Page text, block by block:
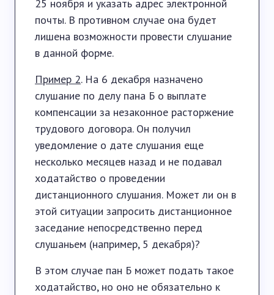
25 ноября и указать адрес электронной
почты. В противном случае она будет
лишена возможности провести слушание
в данной форме.
Пример 2. На 6 декабря назначено
слушание по делу пана Б о выплате
компенсации за незаконное расторжение
трудового договора. Он получил
уведомление о дате слушания еще
несколько месяцев назад и не подавал
ходатайство о проведении
дистанционного слушания. Может ли он в
этой ситуации запросить дистанционное
заседание непосредственно перед
слушаньем (например, 5 декабря)?
В этом случае пан Б может подать такое
ходатайство, но оно не обязательно к